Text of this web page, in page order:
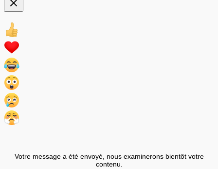
Votre message a été envoyé, nous examinerons bientôt votre
contenu.